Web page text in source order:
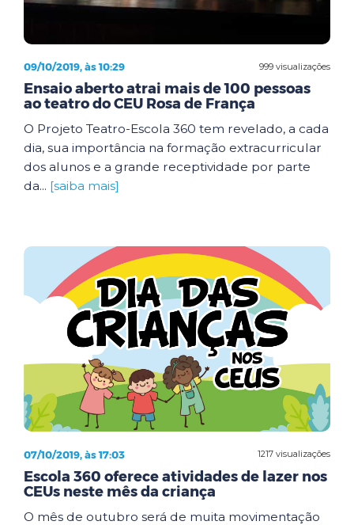
999 visualizações
09/10/2019, às 10:29
Ensaio aberto atrai mais de 100 pessoas
ao teatro do CEU Rosa de França
O Projeto Teatro-Escola 360 tem revelado, a cada
dia, sua importância na formação extracurricular
dos alunos e a grande receptividade por parte
da... [saiba mais]
1217 visualizações
07/10/2019, às 17:03
Escola 360 oferece atividades de lazer nos
CEUs neste mês da criança
O mês de outubro será de muita movimentação